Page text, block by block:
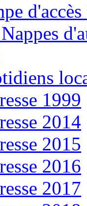
1999
2014
2015
2016
2017